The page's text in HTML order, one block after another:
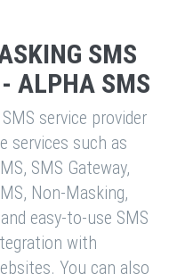
SMS
ALPHA SMS
service provider
services such as
SMS Gateway,
Non-Masking,
easy-to-use SMS
with
You can also